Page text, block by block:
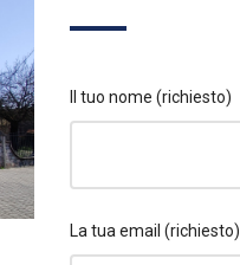
Il tuo nome (richiesto)
La tua email (richiesto)